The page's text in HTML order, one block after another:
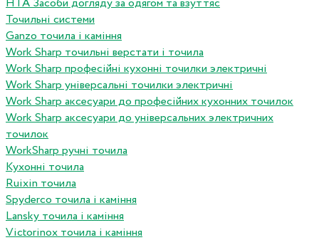
HTA Засоби догляду за одягом та взуттяс
Точильні системи
Ganzo точила і каміння
Work Sharp точильні верстати і точила
Work Sharp професiйнi кухоннi точилки электричнi
Work Sharp унiверсальнi точилки электричнi
Work Sharp аксесуари до професiйних кухонних точилок
Work Sharp аксесуари до унiверсальних электричних
точилок
WorkSharp ручні точила
Кухонні точила
Ruixin точила
Spyderco точила і каміння
Lansky точила і каміння
Victorinox точила і каміння